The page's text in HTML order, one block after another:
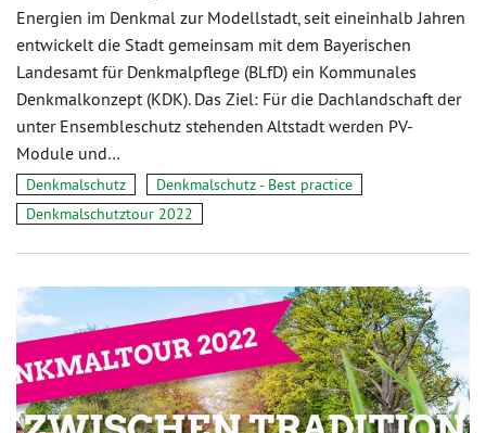
Energien im Denkmal zur Modellstadt, seit eineinhalb Jahren
entwickelt die Stadt gemeinsam mit dem Bayerischen
Landesamt für Denkmalpflege (BLfD) ein Kommunales
Denkmalkonzept (KDK). Das Ziel: Für die Dachlandschaft der
unter Ensembleschutz stehenden Altstadt werden PV-
Module und…
Denkmalschutz
Denkmalschutz - Best practice
Denkmalschutztour 2022